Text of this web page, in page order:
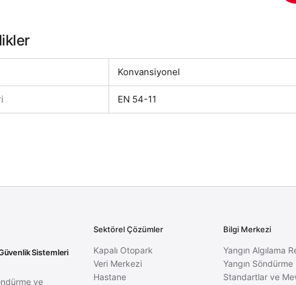
Konvansiyonel
EN 54-11
Sistemleri
ve
Sektörel Çözümler
Kapalı Otopark
Veri Merkezi
Hastane
Bilgi Merkezi
Yangın Algılama
Yangın Söndürme
Standartlar ve